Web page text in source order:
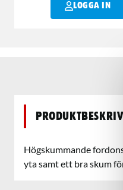
LOGGA IN
Högskummande
yta samt ett bra skum